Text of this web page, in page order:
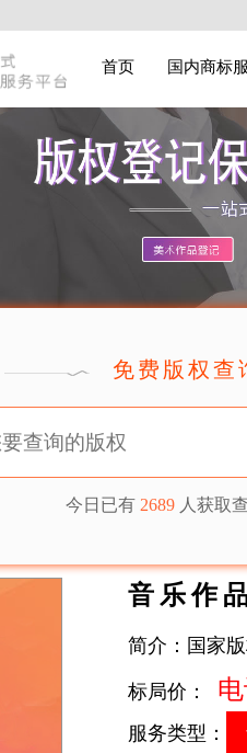
首页 国内商标
免费版权
今日已有 2689 人获取
音乐作
简介：国家
标局价：
服务类型：